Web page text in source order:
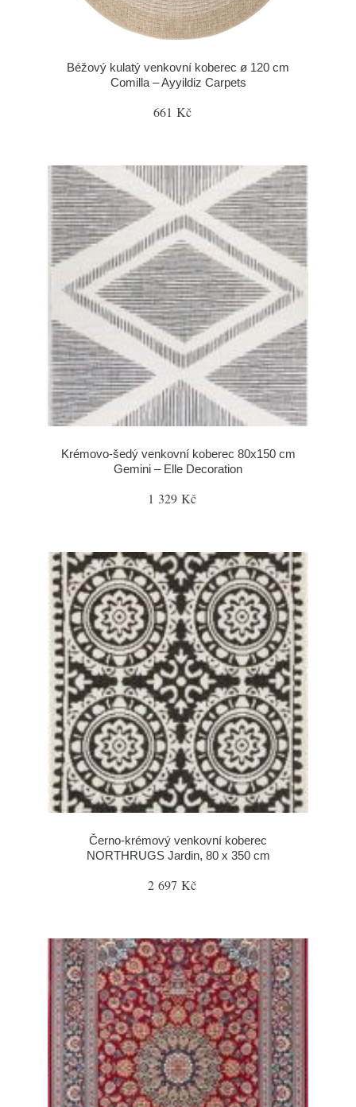
Béžový kulatý venkovní koberec ø 120 cm
Comilla – Ayyildiz Carpets
661 Kč
Krémovo-šedý venkovní koberec 80x150 cm
Gemini – Elle Decoration
1 329 Kč
Černo-krémový venkovní koberec
NORTHRUGS Jardin, 80 x 350 cm
2 697 Kč